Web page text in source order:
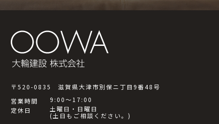
〒520-0835 滋賀県大津市別保ニ丁目9番48号
営業時間
9:00～17:00
定休日
土曜日・日曜日
(土日もご相談ください。)